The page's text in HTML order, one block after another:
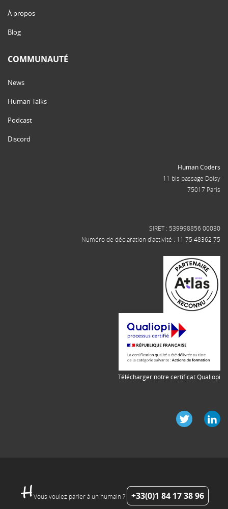
À propos
Blog
COMMUNAUTÉ
News
Human Talks
Podcast
Discord
Human Coders
11 bis passage Doisy
75017 Paris
SIRET : 539998856 00030
Numéro de déclaration d'activité : 11 75 48362 75
Télécharger notre certificat Qualiopi
Vous voulez parler à un humain ? +33(0)1 84 17 38 96